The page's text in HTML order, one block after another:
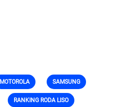
MOTOROLA SAMSUNG
RANKING RODA LISO